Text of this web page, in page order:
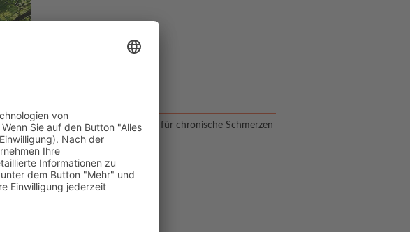
zu stärken sowie Ursachen für chronische Schmerzen
zu therapieren.